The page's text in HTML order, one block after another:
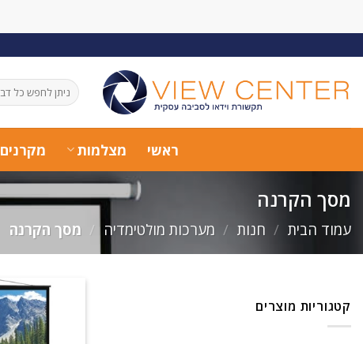
חיפוש
עבור:
ראשי מצלמות מקרנים
מסך הקרנה
עמוד הבית / חנות / מערכות מולטימדיה / מסך הקרנה
קטגוריות מוצרים